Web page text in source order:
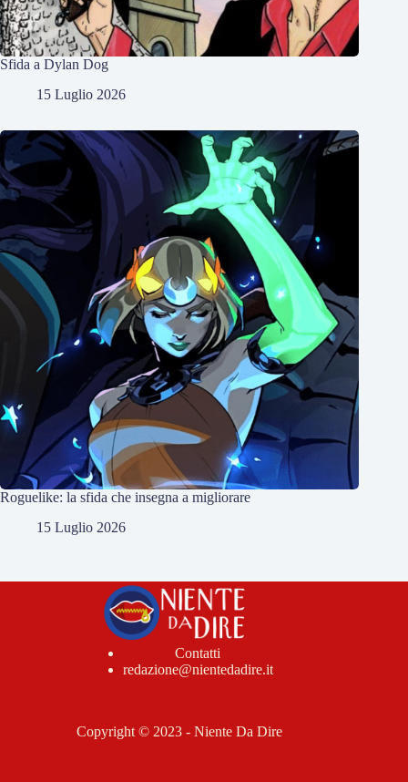
Sfida a Dylan Dog
15 Luglio 2026
Roguelike: la sfida che insegna a migliorare
15 Luglio 2026
Contatti
redazione@nientedadire.it
Copyright © 2023 - Niente Da Dire